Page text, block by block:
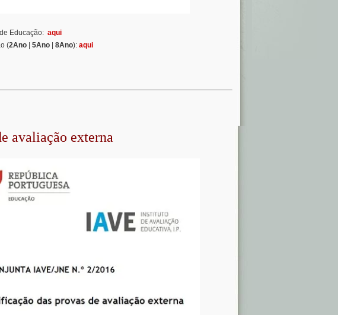
Educação: aqui
(2Ano | 5Ano | 8Ano): aqui
avaliação externa